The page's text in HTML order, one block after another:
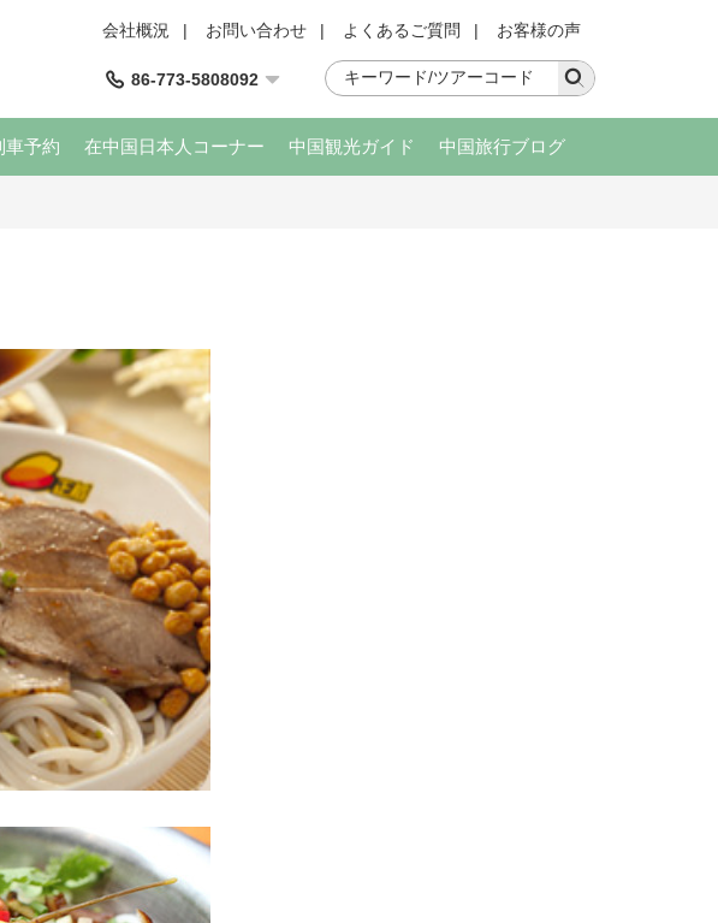
会社概況 | お問い合わせ | よくあるご質問 | お客様の声
86-773-5808092
車予約 在中国日本人コーナー 中国観光ガイド 中国旅行ブログ